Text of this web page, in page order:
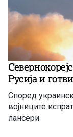
Русија и
Според
војниците
лансери